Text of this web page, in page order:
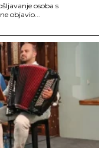
osoba s
objavio...